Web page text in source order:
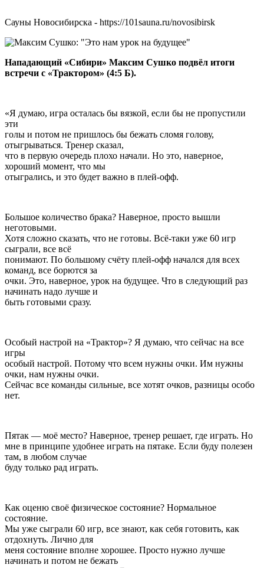
Сауны Новосибирска - https://101sauna.ru/novosibirsk
Нападающий «Сибири» Максим Сушко подвёл итоги
встречи с «Трактором» (4:5 Б).
«Я думаю, игра осталась бы вязкой, если бы не пропустили
эти
голы и потом не пришлось бы бежать сломя голову,
отыгрываться. Тренер сказал,
что в первую очередь плохо начали. Но это, наверное,
хороший момент, что мы
отыгрались, и это будет важно в плей-офф.
Большое количество брака? Наверное, просто вышли
неготовыми.
Хотя сложно сказать, что не готовы. Всё-таки уже 60 игр
сыграли, все всё
понимают. По большому счёту плей-офф начался для всех
команд, все борются за
очки. Это, наверное, урок на будущее. Что в следующий раз
начинать надо лучше и
быть готовыми сразу.
Особый настрой на «Трактор»? Я думаю, что сейчас на все
игры
особый настрой. Потому что всем нужны очки. Им нужны
очки, нам нужны очки.
Сейчас все команды сильные, все хотят очков, разницы особо
нет.
Пятак — моё место? Наверное, тренер решает, где играть. Но
мне в принципе удобнее играть на пятаке. Если буду полезен
там, в любом случае
буду только рад играть.
Как оценю своё физическое состояние? Нормальное
состояние.
Мы уже сыграли 60 игр, все знают, как себя готовить, как
отдохнуть. Лично для
меня состояние вполне хорошее. Просто нужно лучше
начинать и потом не бежать